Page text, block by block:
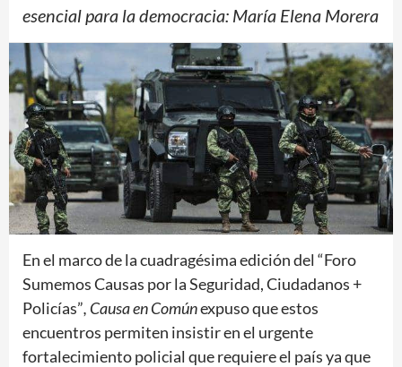
esencial para la democracia: María Elena Morera
En el marco de la cuadragésima edición del “Foro
Sumemos Causas por la Seguridad, Ciudadanos +
Policías”, Causa en Comúnexpuso que estos
encuentros permiten insistir en el urgente
fortalecimiento policial que requiere el país ya que